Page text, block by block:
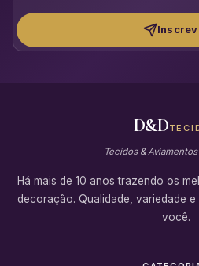
D&D
Tecidos &
Há mais de 10 anos trazendo os
decoração. Qualidade, variedade
você.